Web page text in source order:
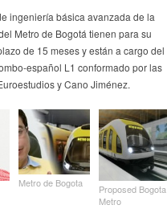
ingeniería básica avanzada de la
Metro de Bogotá tienen para su
de 15 meses y están a cargo del
español L1 conformado por las
y Cano Jiménez.
Metro de Bogota
Proposed Bogota
Metro